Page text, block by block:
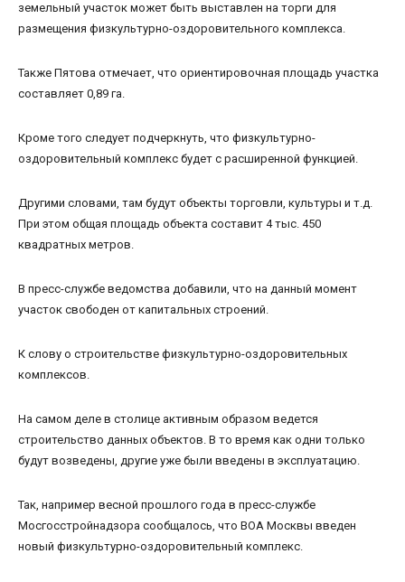
земельный участок может быть выставлен на торги для
размещения физкультурно-оздоровительного комплекса.
Также Пятова отмечает, что ориентировочная площадь участка
составляет 0,89 га.
Кроме того следует подчеркнуть, что физкультурно-
оздоровительный комплекс будет с расширенной функцией.
Другими словами, там будут объекты торговли, культуры и т.д.
При этом общая площадь объекта составит 4 тыс. 450
квадратных метров.
В пресс-службе ведомства добавили, что на данный момент
участок свободен от капитальных строений.
К слову о строительстве физкультурно-оздоровительных
комплексов.
На самом деле в столице активным образом ведется
строительство данных объектов. В то время как одни только
будут возведены, другие уже были введены в эксплуатацию.
Так, например весной прошлого года в пресс-службе
Мосгосстройнадзора сообщалось, что ВОА Москвы введен
новый физкультурно-оздоровительный комплекс.